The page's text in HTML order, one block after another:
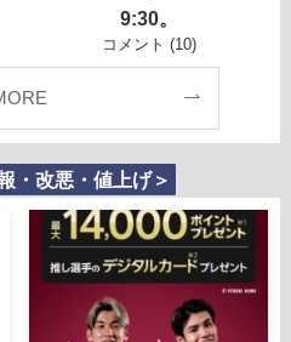
9:30。
コメント (10)
・改悪・値上げ＞